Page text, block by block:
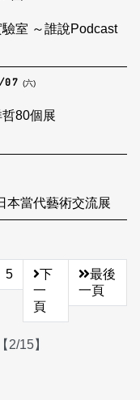
驗室 ～誰說Podcast
07 (六)
哲80個展
本當代藝術交流展
5
下
一
頁
最後
一頁
2/15】